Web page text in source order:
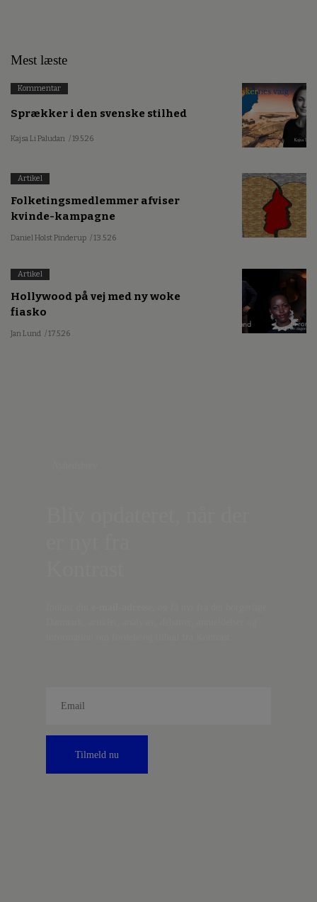
Mest læste
Kommentar
Sprækker i den svenske stilhed
Kajsa Li Paludan / 19.5.26
Artikel
Folketingsmedlemmer afviser
kvinde-kampagne
Daniel Holst Pinderup / 13.5.26
Artikel
Hollywood på vej med ny woke
fiasko
Jan Lund / 17.5.26
Tilmeld nu